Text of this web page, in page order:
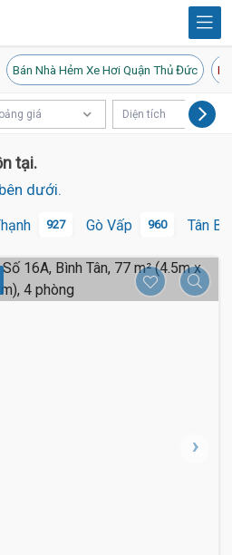
Bán Nhà Hẻm Xe Hơi Quận Thủ Đức
giá Diện tích
tại.
dưới.
927 Gò Vấp 960 Tân